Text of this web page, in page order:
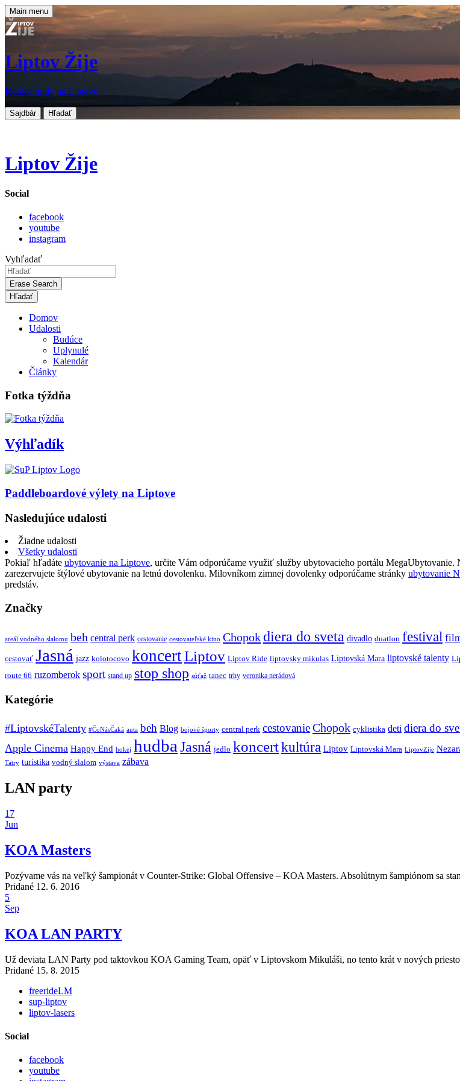
Main menu
Liptov Žije
Koniec nudy na Liptove
Sajdbár Hľadať
Liptov Žije
Social
facebook
youtube
instagram
Vyhľadať
Erase Search
Domov
Udalosti
Budúce
Uplynulé
Kalendár
Články
Fotka týždňa
Výhľadík
Paddleboardové výlety na Liptove
Nasledujúce udalosti
Žiadne udalosti
Všetky udalosti
Pokiaľ hľadáte ubytovanie na Liptove, určite Vám odporúčame využiť služby ubytovacieho portálu MegaUbytovanie.
zarezervujete štýlové ubytovanie na letnú dovolenku. Milovníkom zimnej dovolenky odporúčame stránky ubytovanie
predstáv.
Značky
areál vodného slalomu beh central perk cestovanie cestovateľské kino Chopokdiera do sveta divadlo duatlon festival
cestovať Jasná jazz kolotocovo koncertLiptov Liptov Ride liptovsky mikulas Liptovská Mara liptovské talenty
route 66 ruzomberok sport stand up stop shop súťaž tanec trhy veronika nerádová
Kategórie
#LiptovskéTalenty #ČoNásČaká auta beh Blog bojové športy central perk cestovanieChopok cyklistika deti diera do
Apple Cinema Happy End hokej hudba Jasná jedlo koncertkultúra Liptov Liptovská Mara LiptovZije
Tatry turistika vodný slalom výstava zábava
LAN party
17
Jun
KOA Masters
Pozývame vás na veľký šampionát v Counter-Strike: Global Offensive – KOA Masters. Absolútnym šampiónom sa
Pridané 12. 6. 2016
5
Sep
KOA LAN PARTY
Už deviata LAN Party pod taktovkou KOA Gaming Team, opäť v Liptovskom Mikuláši, no tento krát v nových
Pridané 15. 8. 2015
freerideLM
sup-liptov
liptov-lasers
Social
facebook
youtube